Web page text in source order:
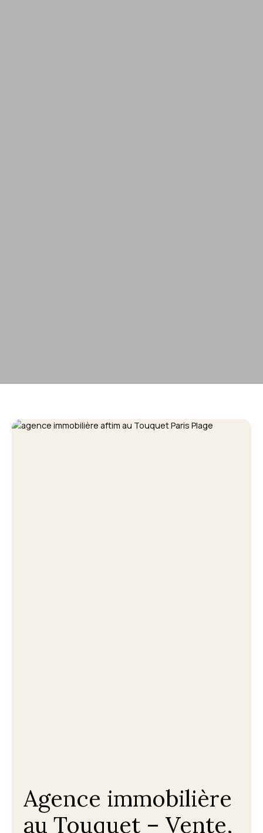
Agence immobilière
au Touquet – Vente,